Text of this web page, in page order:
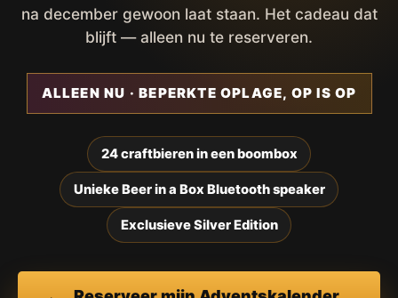
na december gewoon laat staan. Het cadeau dat
blijft — alleen nu te reserveren.
ALLEEN NU · BEPERKTE OPLAGE, OP IS OP
24 craftbieren in een boombox
Unieke Beer in a Box Bluetooth speaker
Exclusieve Silver Edition